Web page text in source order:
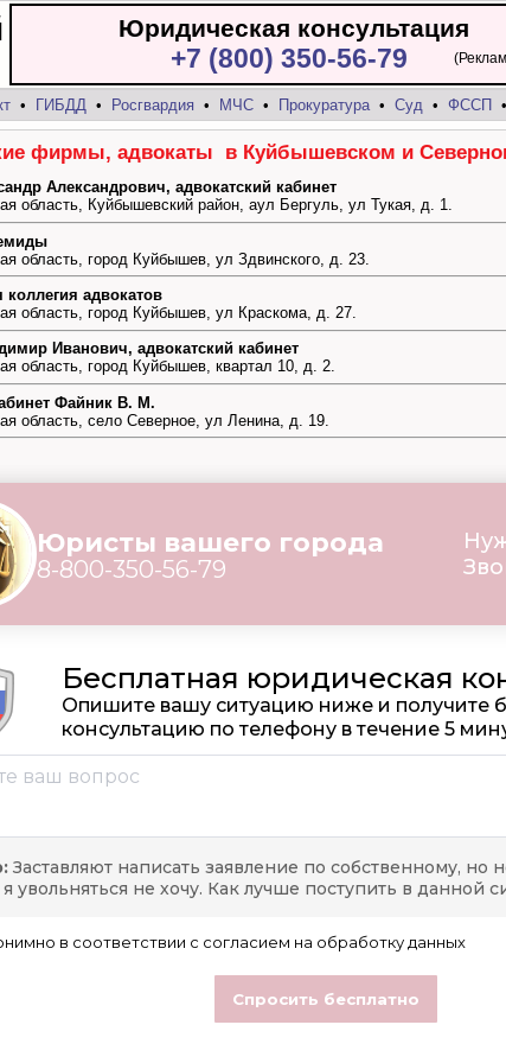
Юридическая консультация
+7 (800) 350-56-79
• ГИБДД • Росгвардия • МЧС • Прокуратура• Суд • ФССП
фирмы, адвокаты в Куйбышевском и
Александрович, адвокатский кабинет
область, Куйбышевский район, аул Бергуль, ул Тукая, д. 1.
область, город Куйбышев, ул Здвинского, д. 23.
адвокатов
область, город Куйбышев, ул Краскома, д. 27.
Иванович, адвокатский кабинет
область, город Куйбышев, квартал 10, д. 2.
Файник В. М.
область, село Северное, ул Ленина, д. 19.